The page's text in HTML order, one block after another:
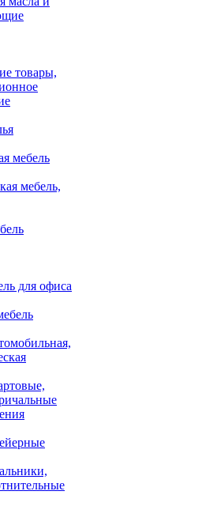
товары,
мебель
мебель,
для офиса